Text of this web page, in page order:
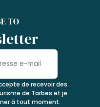
TO
de recevoir des
de Tarbes et je
à tout moment.